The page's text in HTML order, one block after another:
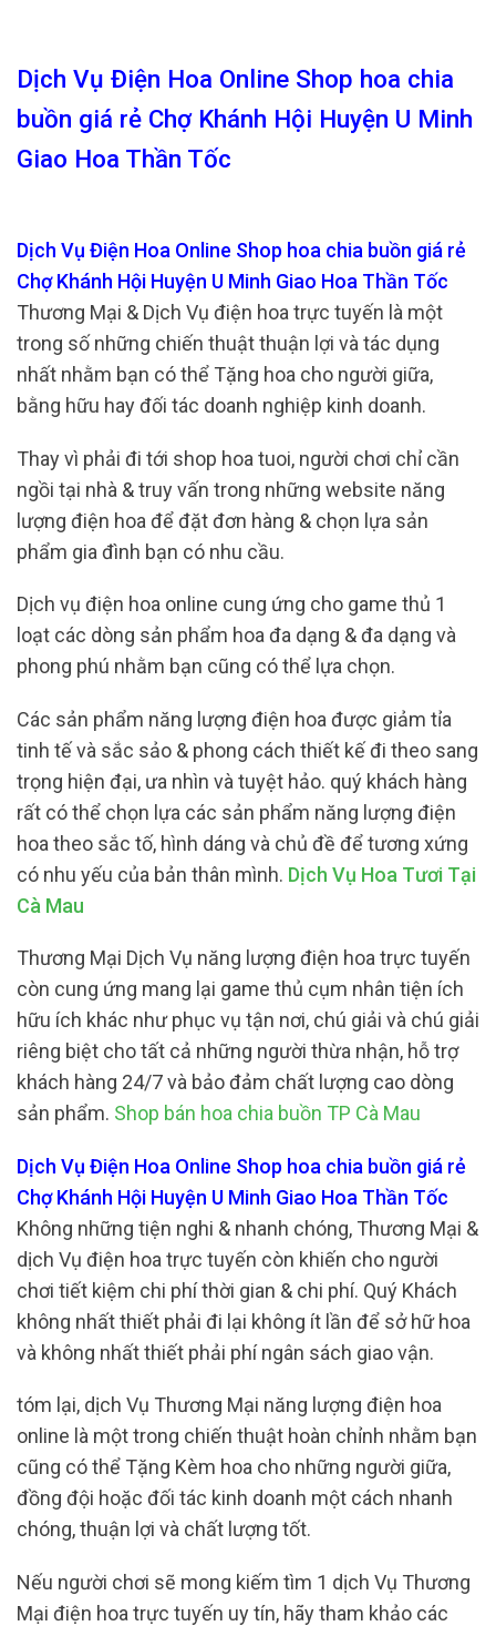
Dịch Vụ Điện Hoa Online Shop hoa chia
buồn giá rẻ Chợ Khánh Hội Huyện U Minh
Giao Hoa Thần Tốc
Dịch Vụ Điện Hoa Online Shop hoa chia buồn giá rẻ
Chợ Khánh Hội Huyện U Minh Giao Hoa Thần Tốc
Thương Mại & Dịch Vụ điện hoa trực tuyến là một
trong số những chiến thuật thuận lợi và tác dụng
nhất nhằm bạn có thể Tặng hoa cho người giữa,
bằng hữu hay đối tác doanh nghiệp kinh doanh.
Thay vì phải đi tới shop hoa tuoi, người chơi chỉ cần
ngồi tại nhà & truy vấn trong những website năng
lượng điện hoa để đặt đơn hàng & chọn lựa sản
phẩm gia đình bạn có nhu cầu.
Dịch vụ điện hoa online cung ứng cho game thủ 1
loạt các dòng sản phẩm hoa đa dạng & đa dạng và
phong phú nhằm bạn cũng có thể lựa chọn.
Các sản phẩm năng lượng điện hoa được giảm tỉa
tinh tế và sắc sảo & phong cách thiết kế đi theo sang
trọng hiện đại, ưa nhìn và tuyệt hảo. quý khách hàng
rất có thể chọn lựa các sản phẩm năng lượng điện
hoa theo sắc tố, hình dáng và chủ đề để tương xứng
có nhu yếu của bản thân mình. Dịch Vụ Hoa Tươi Tại
Cà Mau
Thương Mại Dịch Vụ năng lượng điện hoa trực tuyến
còn cung ứng mang lại game thủ cụm nhân tiện ích
hữu ích khác như phục vụ tận nơi, chú giải và chú giải
riêng biệt cho tất cả những người thừa nhận, hỗ trợ
khách hàng 24/7 và bảo đảm chất lượng cao dòng
sản phẩm. Shop bán hoa chia buồn TP Cà Mau
Dịch Vụ Điện Hoa Online Shop hoa chia buồn giá rẻ
Chợ Khánh Hội Huyện U Minh Giao Hoa Thần Tốc
Không những tiện nghi & nhanh chóng, Thương Mại &
dịch Vụ điện hoa trực tuyến còn khiến cho người
chơi tiết kiệm chi phí thời gian & chi phí. Quý Khách
không nhất thiết phải đi lại không ít lần để sở hữ hoa
và không nhất thiết phải phí ngân sách giao vận.
tóm lại, dịch Vụ Thương Mại năng lượng điện hoa
online là một trong chiến thuật hoàn chỉnh nhằm bạn
cũng có thể Tặng Kèm hoa cho những người giữa,
đồng đội hoặc đối tác kinh doanh một cách nhanh
chóng, thuận lợi và chất lượng tốt.
Nếu người chơi sẽ mong kiếm tìm 1 dịch Vụ Thương
Mại điện hoa trực tuyến uy tín, hãy tham khảo các